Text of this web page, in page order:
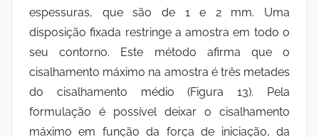
espessuras, que são de 1 e 2 mm. Uma
disposição fixada restringe a amostra em todo o
seu contorno. Este método afirma que o
cisalhamento máximo na amostra é três metades
do cisalhamento médio (Figura 13). Pela
formulação é possível deixar o cisalhamento
máximo em função da força de iniciação, da